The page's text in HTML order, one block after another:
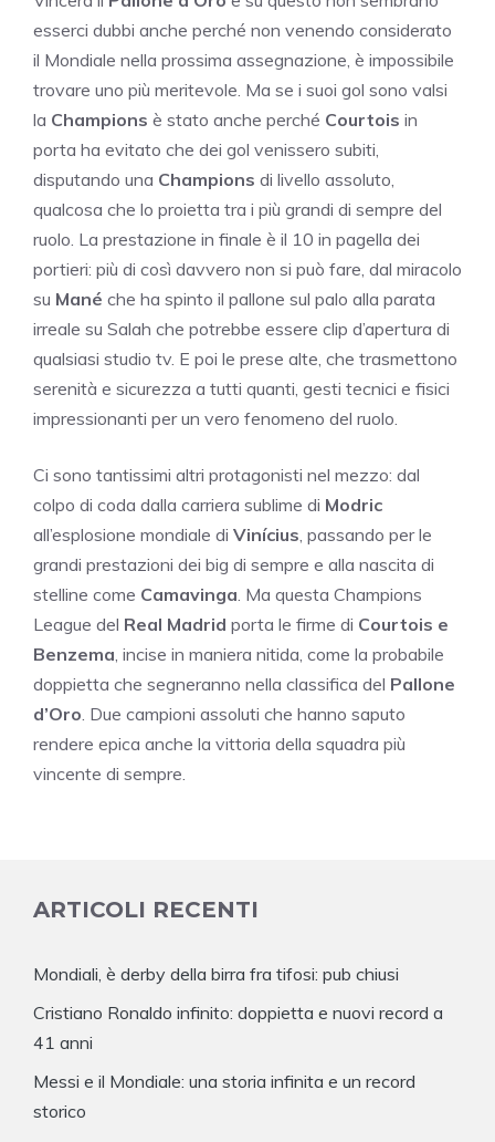
esserci dubbi anche perché non venendo considerato
il Mondiale nella prossima assegnazione, è impossibile
trovare uno più meritevole. Ma se i suoi gol sono valsi
la Champions è stato anche perché Courtois in
porta ha evitato che dei gol venissero subiti,
disputando una Champions di livello assoluto,
qualcosa che lo proietta tra i più grandi di sempre del
ruolo. La prestazione in finale è il 10 in pagella dei
portieri: più di così davvero non si può fare, dal miracolo
su Mané che ha spinto il pallone sul palo alla parata
irreale su Salah che potrebbe essere clip d’apertura di
qualsiasi studio tv. E poi le prese alte, che trasmettono
serenità e sicurezza a tutti quanti, gesti tecnici e fisici
impressionanti per un vero fenomeno del ruolo.
Ci sono tantissimi altri protagonisti nel mezzo: dal
colpo di coda dalla carriera sublime di Modric
all’esplosione mondiale di Vinícius, passando per le
grandi prestazioni dei big di sempre e alla nascita di
stelline come Camavinga. Ma questa Champions
League del Real Madrid porta le firme di Courtois e
Benzema, incise in maniera nitida, come la probabile
doppietta che segneranno nella classifica del Pallone
d’Oro. Due campioni assoluti che hanno saputo
rendere epica anche la vittoria della squadra più
vincente di sempre.
ARTICOLI RECENTI
Mondiali, è derby della birra fra tifosi: pub chiusi
Cristiano Ronaldo infinito: doppietta e nuovi record a
41 anni
Messi e il Mondiale: una storia infinita e un record
storico